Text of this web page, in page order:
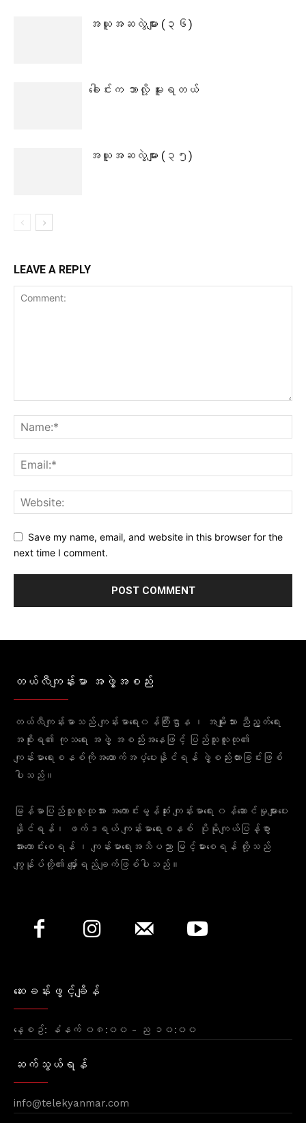
အယူအဆလွဲများ (၃၆)
ခေါင်းက ဘာလို့ မူးရတယ်
အယူအဆလွဲများ (၃၅)
LEAVE A REPLY
Save my name, email, and website in this browser for the
next time I comment.
တယ်လီကျန်းမာ အဖွဲ့အစည်း
တယ်လီကျန်းမာသည် ကျန်းမာရေး၀န်ကြီးဌာန ၊ အမျိုးသား ညီညွတ်ရေး
အစိုးရ၏ ကုသရေး အဖွဲ့ အစည်းအနေဖြင့် ပြည်သူလူထု၏
ကျန်းမာရေးစနစ်ကိုအထောက်အပံ့ပေးနိုင်ရန် ဖွဲ့စည်းထားခြင်းဖြစ်
ပါသည်။
မြန်မာပြည်သူလူထုအား အကောင်းမွန်ဆုံး ကျန်းမာရေး ၀န်ဆောင်မှုများပေး
နိုင်ရန်၊ ဖက်ဒရယ် ကျန်းမာရေးစနစ် ပိုမိုကျယ်ပြန့်စွာ
အားကောင်းစေရန် ၊ ကျန်းမာရေးအသိပညာ မြင့်မားစေရန် တို့သည်
ကျွန်ုပ်တို့၏ မျှော်ရည်ချက်ဖြစ်ပါသည်။
ဆေးခန်းဖွင့်ချိန်
နေ့စဥ်: နံနက် ၀၈:၀၀ - ည ၁၀:၀၀
ဆက်သွယ်ရန်
info@telekyanmar.com